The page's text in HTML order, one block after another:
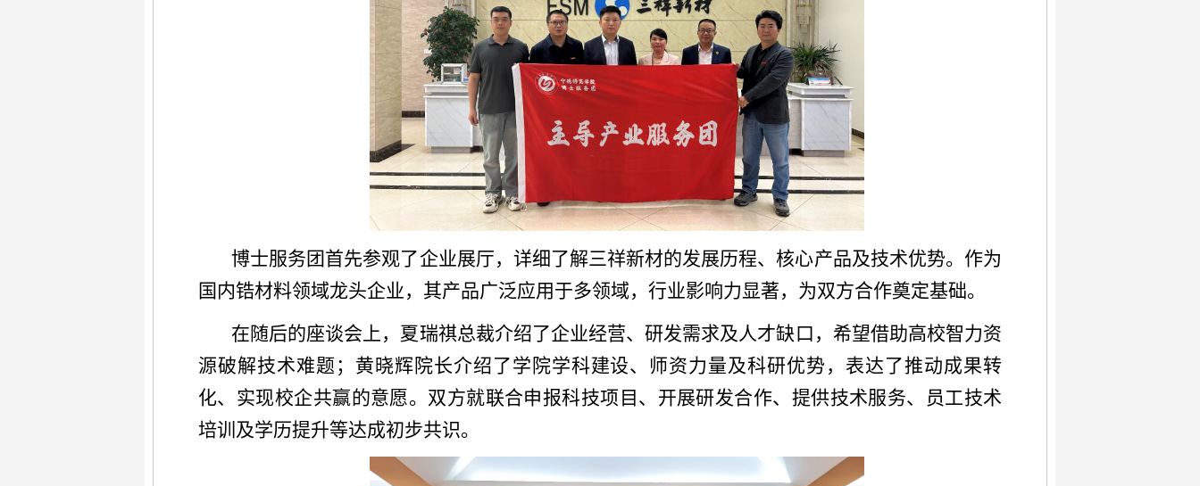
博士服务团首先参观了企业展厅，详细了解三祥新材的发展历程、核心产品及技术优势。作为
国内锆材料领域龙头企业，其产品广泛应用于多领域，行业影响力显著，为双方合作奠定基础。
在随后的座谈会上， 夏瑞祺总裁介绍了企业经营、研发需求及人才缺口，希望借助高校智力资
源破解技术难题；黄晓辉院长介绍了学院学科建设、师资力量及科研优势，表达了推动成果转
化、实现校企共赢的意愿。双方就联合申报科技项目、开展研发合作、 提供技术服务、员工技术
培训及学历提升等达成初步共识。